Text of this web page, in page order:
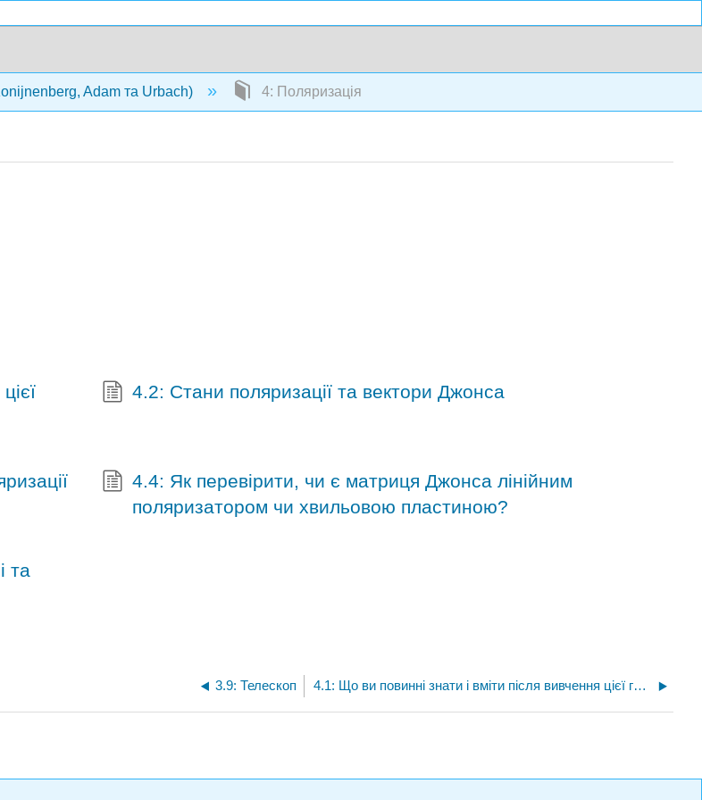
Adam та Urbach) 4: Поляризація
4.2: Стани поляризації та вектори Джонса
4.4: Як перевірити, чи є матриця Джонса лінійним
поляризатором чи хвильовою пластиною?
та
3.9: Телескоп 4.1: Що ви повинні знати і вміти після вивчення цієї глави